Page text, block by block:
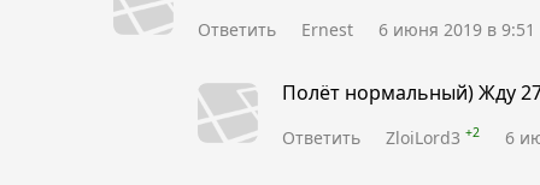
Ответить Ernest 6 июня 2019 в 9:51
Полёт нормальный) Жду
Ответить ZloiLord3 +2 6